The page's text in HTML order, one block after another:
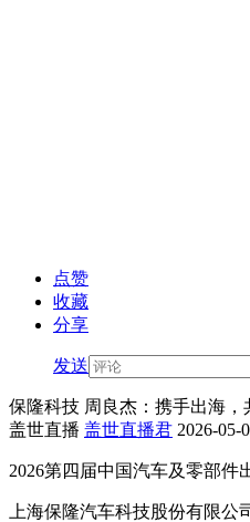
点赞
收藏
分享
发送
保隆科技 周良杰：携手出海
盖世直播 盖世直播君 2026-05-
2026第四届中国汽车及零部件
上海保隆汽车科技股份有限